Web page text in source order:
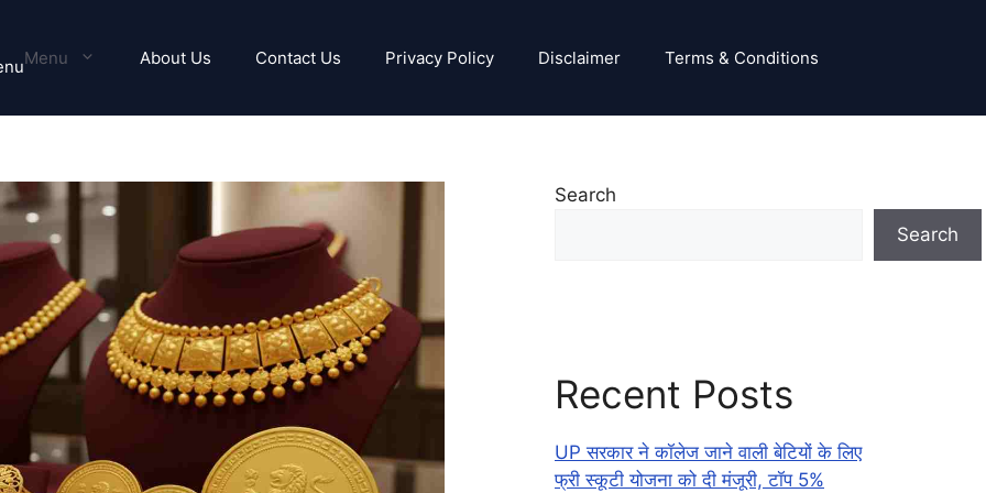
Menu About Us Contact Us Privacy Policy Disclaimer Terms & Conditions
Search
Search
Recent Posts
UP सरकार ने कॉलेज जाने वाली बेटियों के लिए
फ्री स्कूटी योजना को दी मंजूरी, टॉप 5%